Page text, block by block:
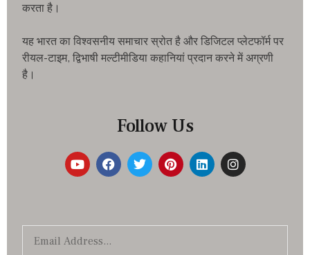
करता है।
यह भारत का विश्वसनीय समाचार स्रोत है और डिजिटल प्लेटफॉर्म पर
रीयल-टाइम, द्विभाषी मल्टीमीडिया कहानियां प्रदान करने में अग्रणी
है।
Follow Us